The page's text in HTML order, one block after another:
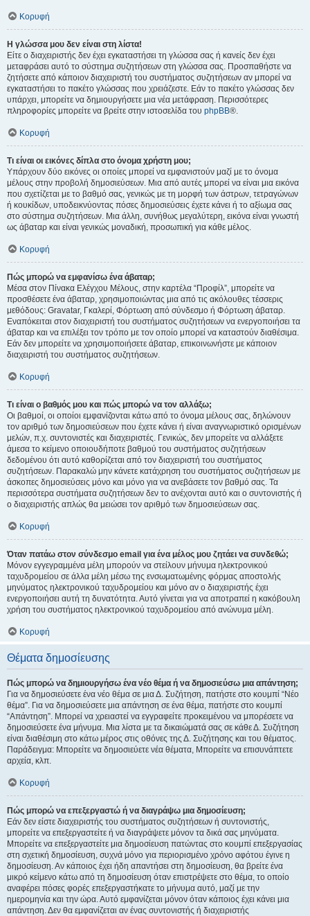
Κορυφή
Η γλώσσα μου δεν είναι στη λίστα!
Είτε ο διαχειριστής δεν έχει εγκαταστήσει τη γλώσσα σας ή κανείς δεν έχει
μεταφράσει αυτό το σύστημα συζητήσεων στη γλώσσα σας. Προσπαθήστε να
ζητήσετε από κάποιον διαχειριστή του συστήματος συζητήσεων αν μπορεί να
εγκαταστήσει το πακέτο γλώσσας που χρειάζεστε. Εάν το πακέτο γλώσσας δεν
υπάρχει, μπορείτε να δημιουργήσετε μια νέα μετάφραση. Περισσότερες
πληροφορίες μπορείτε να βρείτε στην ιστοσελίδα του phpBB®.
Κορυφή
Τι είναι οι εικόνες δίπλα στο όνομα χρήστη μου;
Υπάρχουν δύο εικόνες οι οποίες μπορεί να εμφανιστούν μαζί με το όνομα
μέλους στην προβολή δημοσιεύσεων. Μια από αυτές μπορεί να είναι μια εικόνα
που σχετίζεται με το βαθμό σας, γενικώς με τη μορφή των άστρων, τετραγώνων
ή κουκίδων, υποδεικνύοντας πόσες δημοσιεύσεις έχετε κάνει ή το αξίωμα σας
στο σύστημα συζητήσεων. Μια άλλη, συνήθως μεγαλύτερη, εικόνα είναι γνωστή
ως άβαταρ και είναι γενικώς μοναδική, προσωπική για κάθε μέλος.
Κορυφή
Πώς μπορώ να εμφανίσω ένα άβαταρ;
Μέσα στον Πίνακα Ελέγχου Μέλους, στην καρτέλα “Προφίλ”, μπορείτε να
προσθέσετε ένα άβαταρ, χρησιμοποιώντας μια από τις ακόλουθες τέσσερις
μεθόδους: Gravatar, Γκαλερί, Φόρτωση από σύνδεσμο ή Φόρτωση άβαταρ.
Εναπόκειται στον διαχειριστή του συστήματος συζητήσεων να ενεργοποιήσει τα
άβαταρ και να επιλέξει τον τρόπο με τον οποίο μπορεί να καταστούν διαθέσιμα.
Εάν δεν μπορείτε να χρησιμοποιήσετε άβαταρ, επικοινωνήστε με κάποιον
διαχειριστή του συστήματος συζητήσεων.
Κορυφή
Τι είναι ο βαθμός μου και πώς μπορώ να τον αλλάξω;
Οι βαθμοί, οι οποίοι εμφανίζονται κάτω από το όνομα μέλους σας, δηλώνουν
τον αριθμό των δημοσιεύσεων που έχετε κάνει ή είναι αναγνωριστικό ορισμένων
μελών, π.χ. συντονιστές και διαχειριστές. Γενικώς, δεν μπορείτε να αλλάξετε
άμεσα το κείμενο οποιουδήποτε βαθμού του συστήματος συζητήσεων
δεδομένου ότι αυτό καθορίζεται από τον διαχειριστή του συστήματος
συζητήσεων. Παρακαλώ μην κάνετε κατάχρηση του συστήματος συζητήσεων με
άσκοπες δημοσιεύσεις μόνο και μόνο για να ανεβάσετε τον βαθμό σας. Τα
περισσότερα συστήματα συζητήσεων δεν το ανέχονται αυτό και ο συντονιστής ή
ο διαχειριστής απλώς θα μειώσει τον αριθμό των δημοσιεύσεων σας.
Κορυφή
Όταν πατάω στον σύνδεσμο email για ένα μέλος μου ζητάει να συνδεθώ;
Μόνον εγγεγραμμένα μέλη μπορούν να στείλουν μήνυμα ηλεκτρονικού
ταχυδρομείου σε άλλα μέλη μέσω της ενσωματωμένης φόρμας αποστολής
μηνύματος ηλεκτρονικού ταχυδρομείου και μόνο αν ο διαχειριστής έχει
ενεργοποιήσει αυτή τη δυνατότητα. Αυτό γίνεται για να αποτραπεί η κακόβουλη
χρήση του συστήματος ηλεκτρονικού ταχυδρομείου από ανώνυμα μέλη.
Κορυφή
Θέματα δημοσίευσης
Πώς μπορώ να δημιουργήσω ένα νέο θέμα ή να δημοσιεύσω μια απάντηση;
Για να δημοσιεύσετε ένα νέο θέμα σε μια Δ. Συζήτηση, πατήστε στο κουμπί “Νέο
θέμα”. Για να δημοσιεύσετε μια απάντηση σε ένα θέμα, πατήστε στο κουμπί
“Απάντηση”. Μπορεί να χρειαστεί να εγγραφείτε προκειμένου να μπορέσετε να
δημοσιεύσετε ένα μήνυμα. Μια λίστα με τα δικαιώματά σας σε κάθε Δ. Συζήτηση
είναι διαθέσιμη στο κάτω μέρος στις οθόνες της Δ. Συζήτησης και του θέματος.
Παράδειγμα: Μπορείτε να δημοσιεύετε νέα θέματα, Μπορείτε να επισυνάπτετε
αρχεία, κλπ.
Κορυφή
Πώς μπορώ να επεξεργαστώ ή να διαγράψω μια δημοσίευση;
Εάν δεν είστε διαχειριστής του συστήματος συζητήσεων ή συντονιστής,
μπορείτε να επεξεργαστείτε ή να διαγράψετε μόνον τα δικά σας μηνύματα.
Μπορείτε να επεξεργαστείτε μια δημοσίευση πατώντας στο κουμπί επεξεργασίας
στη σχετική δημοσίευση, συχνά μόνο για περιορισμένο χρόνο αφότου έγινε η
δημοσίευση. Αν κάποιος έχει ήδη απαντήσει στη δημοσίευση, θα βρείτε ένα
μικρό κείμενο κάτω από τη δημοσίευση όταν επιστρέψετε στο θέμα, το οποίο
αναφέρει πόσες φορές επεξεργαστήκατε το μήνυμα αυτό, μαζί με την
ημερομηνία και την ώρα. Αυτό εμφανίζεται μόνον όταν κάποιος έχει κάνει μια
απάντηση. Δεν θα εμφανίζεται αν ένας συντονιστής ή διαχειριστής